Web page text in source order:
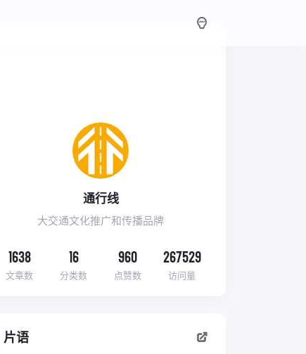
通行线
大交通文化推广和传播品牌
1638
文章数
16
分类数
960
点赞数
267529
访问量
片语